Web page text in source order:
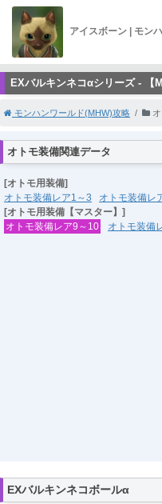
アイスボーン | モン
EXバルキンネコαシリーズ - 【
モンハンワールド(MHW)攻略
オトモ装備関連データ
[オトモ用装備]
オトモ装備レア1～3
オトモ装備レ
[オトモ用装備【マスター】]
オトモ装備レア9～10
オトモ装備
EXバルキンネコボールα